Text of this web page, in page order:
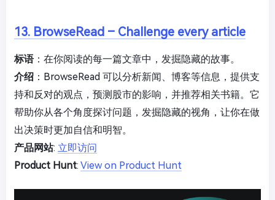
13. BrowseRead – Challenge every article
标语：在你阅读的每一篇文章中，发掘隐藏的故事。
介绍 ：BrowseRead 可以分析新闻、博客等信息，提供支
持和反对的观点，预测股市的影响，并推荐相关书籍。它
帮助你从各个角度探讨问题，发掘隐藏的视角，让你在做
出决策时更加自信和明智。
产品网站: 立即访问
Product Hunt: View on Product Hunt